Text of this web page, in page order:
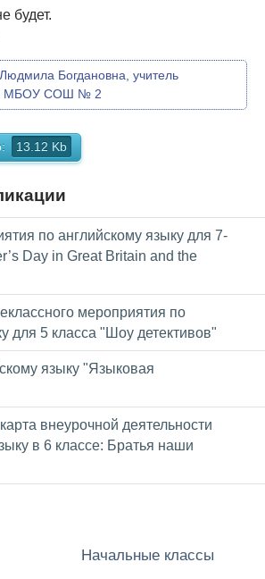
будет.
Богдановна, учитель
МБОУ СОШ № 2
13.12 Kb
по английскому языку для 7-
Day in Great Britain and the
мероприятия по
для 5 класса "Шоу детективов"
языку "Языковая
внеурочной деятельности
в 6 классе: Братья наши
Начальные классы